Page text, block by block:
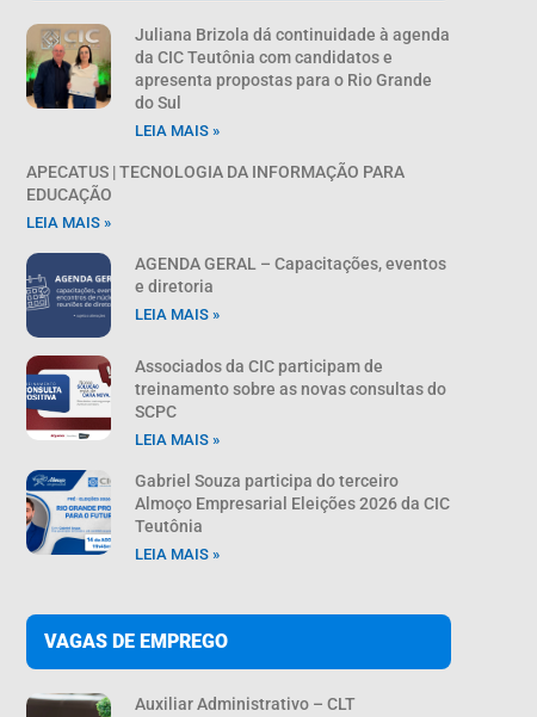
Juliana Brizola dá continuidade à agenda
da CIC Teutônia com candidatos e
apresenta propostas para o Rio Grande
do Sul
LEIA MAIS »
APECATUS | TECNOLOGIA DA INFORMAÇÃO PARA
EDUCAÇÃO
LEIA MAIS »
AGENDA GERAL – Capacitações, eventos
e diretoria
LEIA MAIS »
Associados da CIC participam de
treinamento sobre as novas consultas do
SCPC
LEIA MAIS »
Gabriel Souza participa do terceiro
Almoço Empresarial Eleições 2026 da CIC
Teutônia
LEIA MAIS »
VAGAS DE EMPREGO
Auxiliar Administrativo – CLT